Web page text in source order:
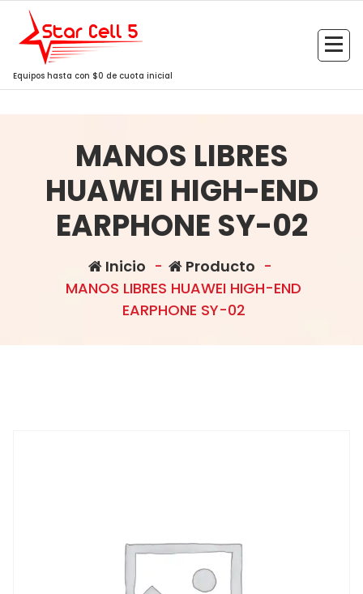
Saltar
contenido
Equipos hasta con $0 de cuota inicial
MANOS LIBRES
HUAWEI HIGH-END
EARPHONE SY-02
Inicio - Producto -
MANOS LIBRES HUAWEI HIGH-END
EARPHONE SY-02